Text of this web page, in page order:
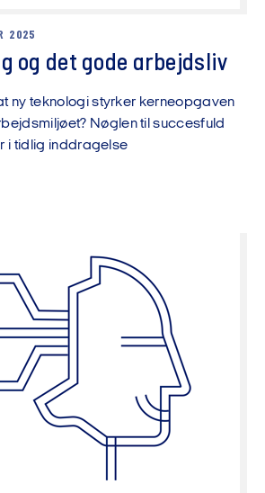
2025
og det gode arbejdsliv
ny teknologi styrker kerneopgaven
Nøglen til succesfuld
i tidlig inddragelse